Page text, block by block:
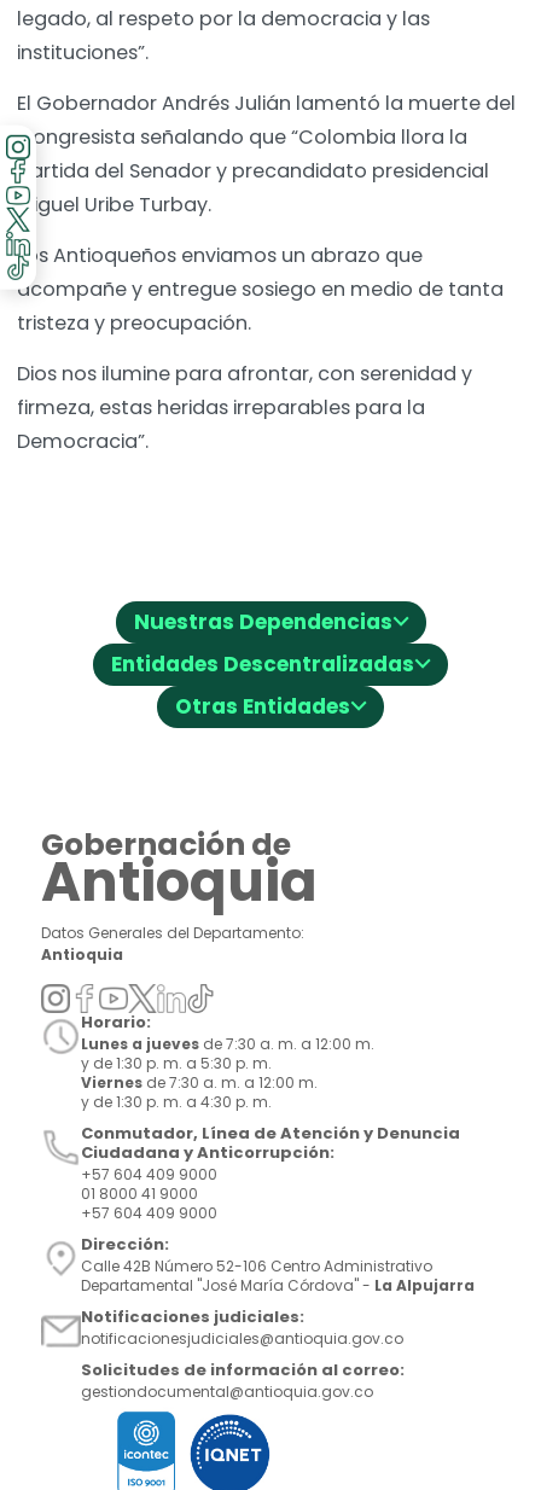
legado, al respeto por la democracia y las
instituciones”.
El Gobernador Andrés Julián lamentó la muerte del
Congresista señalando que “Colombia llora la
partida del Senador y precandidato presidencial
Miguel Uribe Turbay.
Los Antioqueños enviamos un abrazo que
acompañe y entregue sosiego en medio de tanta
tristeza y preocupación.
Dios nos ilumine para afrontar, con serenidad y
firmeza, estas heridas irreparables para la
Democracia”.
Nuestras Dependencias⌵
Entidades Descentralizadas⌵
Otras Entidades⌵
Gobernación de
Antioquia
Datos Generales del Departamento:
Antioquia
Horario:
Lunes a jueves de 7:30 a. m. a 12:00 m.
y de 1:30 p. m. a 5:30 p. m.
Viernes de 7:30 a. m. a 12:00 m.
y de 1:30 p. m. a 4:30 p. m.
Conmutador, Línea de Atención y Denuncia
Ciudadana y Anticorrupción:
+57 604 409 9000
01 8000 41 9000
+57 604 409 9000
Dirección:
Calle 42B Número 52-106 Centro Administrativo
Departamental "José María Córdova" - La Alpujarra
Notificaciones judiciales:
notificacionesjudiciales@antioquia.gov.co
Solicitudes de información al correo:
gestiondocumental@antioquia.gov.co